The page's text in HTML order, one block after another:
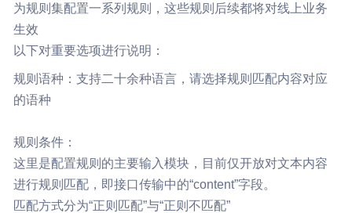
为规则集配置一系列规则，这些规则后续都将对线上业务
生效
以下对重要选项进行说明：
规则语种：支持二十余种语言，请选择规则匹配内容对应
的语种
规则条件：
这里是配置规则的主要输入模块，目前仅开放对文本内容
进行规则匹配，即接口传输中的“content”字段。
匹配方式分为“正则匹配”与“正则不匹配”